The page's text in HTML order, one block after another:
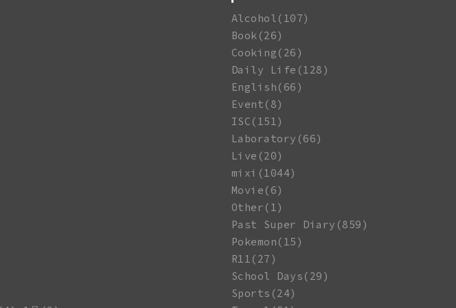
Alcohol(107)
Book(26)
Cooking(26)
Daily Life(128)
English(66)
Event(8)
ISC(151)
Laboratory(66)
Live(20)
mixi(1044)
Movie(6)
Other(1)
Past Super Diary(859)
Pokemon(15)
R11(27)
School Days(29)
Sports(24)